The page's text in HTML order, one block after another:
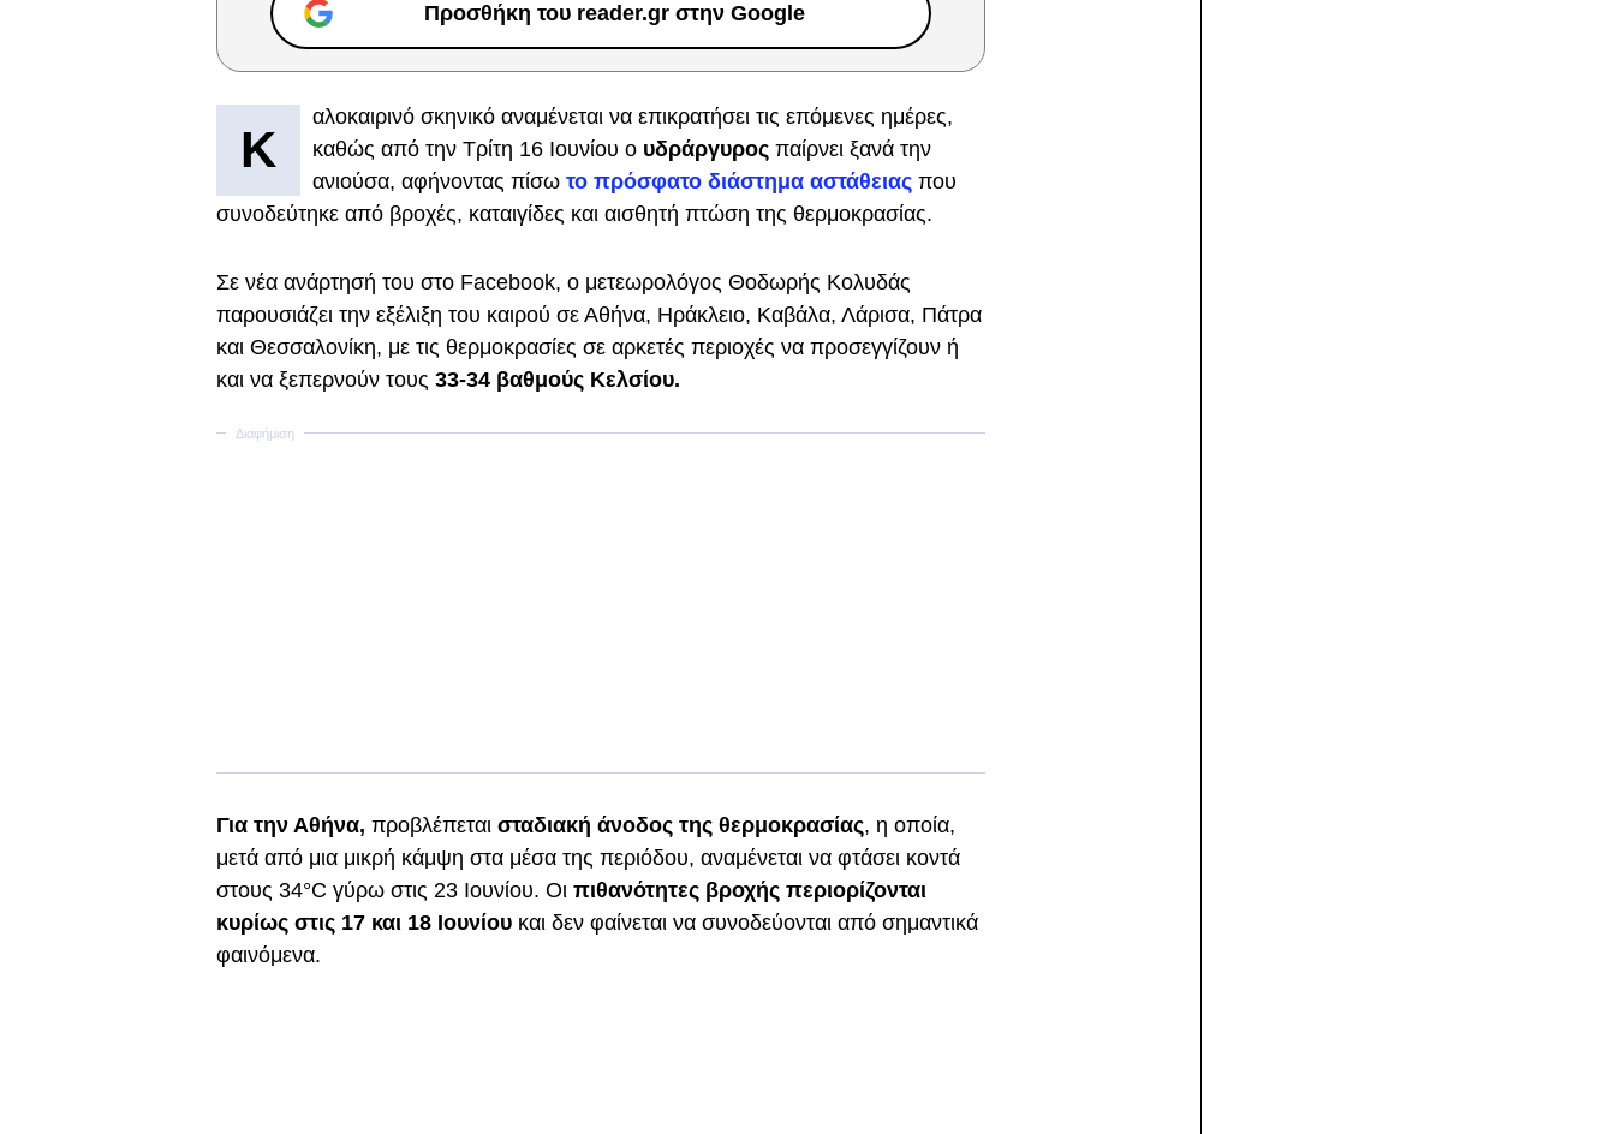
Προσθήκη του reader.gr στην Google
Κ
αλοκαιρινό σκηνικό αναμένεται να επικρατήσει τις επόμενες ημέρες,
καθώς από την Τρίτη 16 Ιουνίου ο υδράργυρος παίρνει ξανά την
ανιούσα, αφήνοντας πίσωτο πρόσφατο διάστημα αστάθειαςπου
συνοδεύτηκε από βροχές, καταιγίδες και αισθητή πτώση της θερμοκρασίας.
Σε νέα ανάρτησή του στο Facebook, ο μετεωρολόγος Θοδωρής Κολυδάς
παρουσιάζει την εξέλιξη του καιρού σε Αθήνα, Ηράκλειο, Καβάλα, Λάρισα, Πάτρα
και Θεσσαλονίκη, με τις θερμοκρασίες σε αρκετές περιοχές να προσεγγίζουν ή
και να ξεπερνούν τους 33-34 βαθμούς Κελσίου.
Για την Αθήνα, προβλέπεται σταδιακή άνοδος της θερμοκρασίας, η οποία,
μετά από μια μικρή κάμψη στα μέσα της περιόδου, αναμένεται να φτάσει κοντά
στους 34°C γύρω στις 23 Ιουνίου. Οι πιθανότητες βροχής περιορίζονται
κυρίως στις 17 και 18 Ιουνίουκαι δεν φαίνεται να συνοδεύονται από σημαντικά
φαινόμενα.